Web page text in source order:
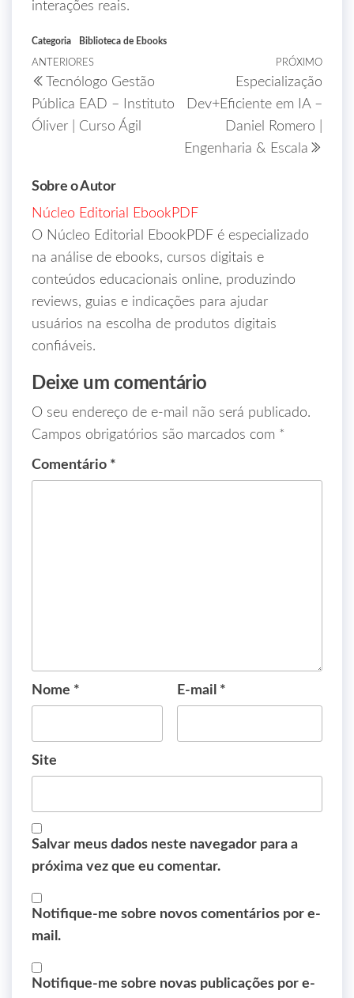
interações reais.
Categoria Biblioteca de Ebooks
ANTERIORES
Tecnólogo Gestão
Pública EAD – Instituto
Óliver | Curso Ágil
PRÓXIMO
Especialização
Dev+Eficiente em IA –
Daniel Romero |
Engenharia & Escala
Sobre o Autor
Núcleo Editorial EbookPDF
O Núcleo Editorial EbookPDF é especializado
na análise de ebooks, cursos digitais e
conteúdos educacionais online, produzindo
reviews, guias e indicações para ajudar
usuários na escolha de produtos digitais
confiáveis.
Deixe um comentário
O seu endereço de e-mail não será publicado.
Campos obrigatórios são marcados com *
Comentário *
Nome * E-mail *
Site
Salvar meus dados neste navegador para a
próxima vez que eu comentar.
Notifique-me sobre novos comentários por e-
mail.
Notifique-me sobre novas publicações por e-